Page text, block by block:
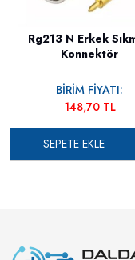
Rg213 N Erkek
Konnektör
BİRİM FİYATI:
148,70 TL
SEPETE EKLE